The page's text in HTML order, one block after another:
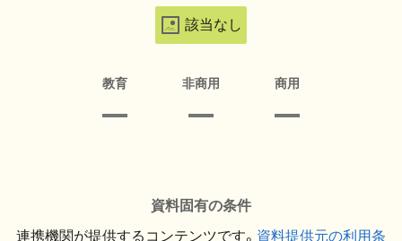
該当なし
教育 非商用 商用
資料固有の条件
連携機関が提供するコンテンツです。 資料提供元の利用条